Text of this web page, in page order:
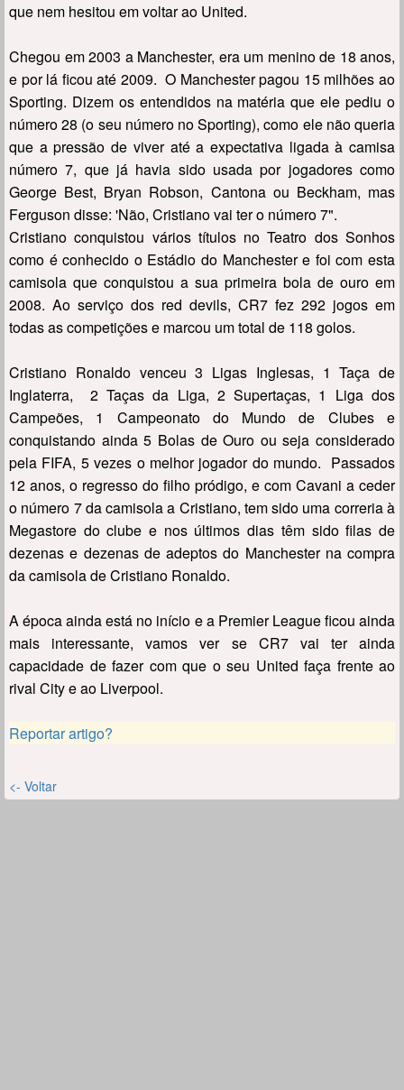
que nem hesitou em voltar ao United.
Chegou em 2003 a Manchester, era um menino de 18 anos,
e por lá ficou até 2009. O Manchester pagou 15 milhões ao
Sporting. Dizem os entendidos na matéria que ele pediu o
número 28 (o seu número no Sporting), como ele não queria
que a pressão de viver até a expectativa ligada à camisa
número 7, que já havia sido usada por jogadores como
George Best, Bryan Robson, Cantona ou Beckham, mas
Ferguson disse: 'Não, Cristiano vai ter o número 7".
Cristiano conquistou vários títulos no Teatro dos Sonhos
como é conhecido o Estádio do Manchester e foi com esta
camisola que conquistou a sua primeira bola de ouro em
2008. Ao serviço dos red devils, CR7 fez 292 jogos em
todas as competições e marcou um total de 118 golos.
Cristiano Ronaldo venceu 3 Ligas Inglesas, 1 Taça de
Inglaterra, 2 Taças da Liga, 2 Supertaças, 1 Liga dos
Campeões, 1 Campeonato do Mundo de Clubes e
conquistando ainda 5 Bolas de Ouro ou seja considerado
pela FIFA, 5 vezes o melhor jogador do mundo. Passados
12 anos, o regresso do filho pródigo, e com Cavani a ceder
o número 7 da camisola a Cristiano, tem sido uma correria à
Megastore do clube e nos últimos dias têm sido filas de
dezenas e dezenas de adeptos do Manchester na compra
da camisola de Cristiano Ronaldo.
A época ainda está no início e a Premier League ficou ainda
mais interessante, vamos ver se CR7 vai ter ainda
capacidade de fazer com que o seu United faça frente ao
rival City e ao Liverpool.
Reportar artigo?
<- Voltar